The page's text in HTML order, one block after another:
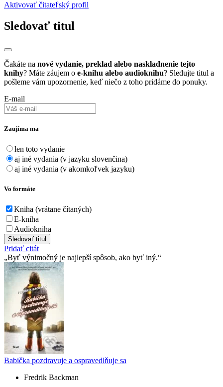
Aktivovať čitateľský profil
Sledovať titul
Čakáte na nové vydanie, preklad alebo naskladnenie tejto
knihy? Máte záujem o e-knihu alebo audioknihu? Sledujte titul a
pošleme vám upozornenie, keď niečo z toho pridáme do ponuky.
E-mail
Zaujíma ma
len toto vydanie
aj iné vydania (v jazyku slovenčina)
aj iné vydania (v akomkoľvek jazyku)
Vo formáte
Kniha (vrátane čítaných)
E-kniha
Audiokniha
Sledovať titul
Pridať citát
Byť výnimočný je najlepší spôsob, ako byť iný.
Babička pozdravuje a ospravedlňuje sa
Fredrik Backman